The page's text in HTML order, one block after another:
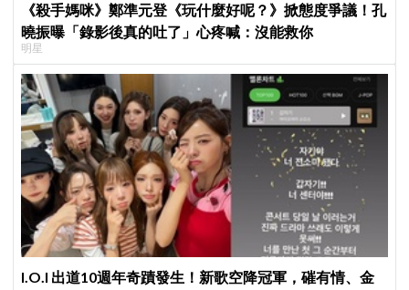
《殺手媽咪》鄭準元登《玩什麼好呢？》掀態度爭議！孔
曉振曝「錄影後真的吐了」心疼喊：沒能救你
明星
I.O.I 出道10週年奇蹟發生！新歌空降冠軍，磪有情、金